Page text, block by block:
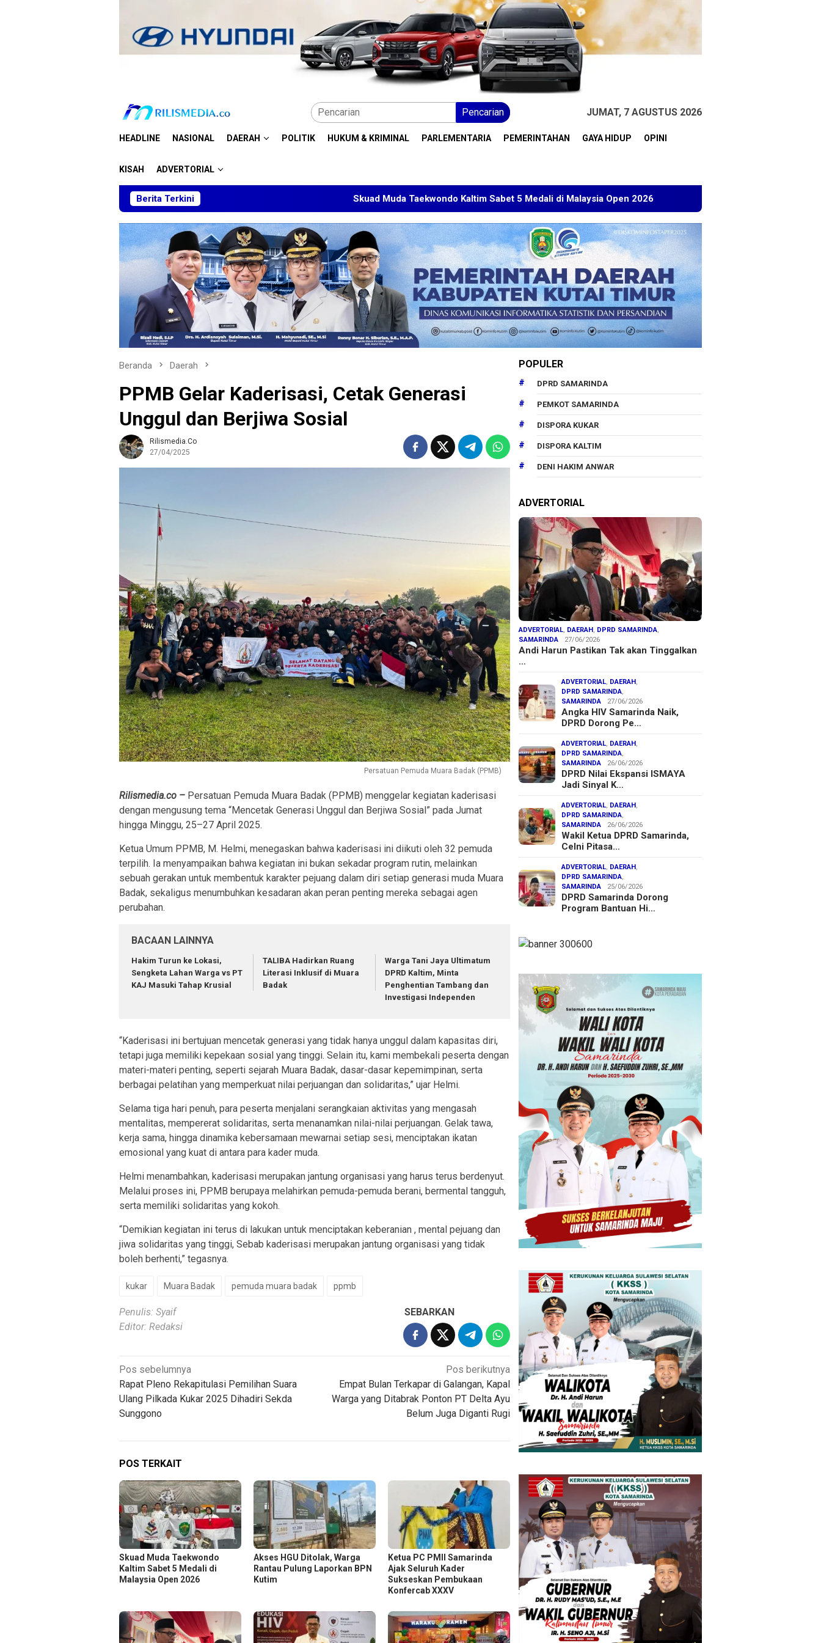
Pencarian JUMAT, 7 AGUSTUS 2026
HEADLINE NASIONAL DAERAH POLITIK HUKUM & KRIMINAL PARLEMENTARIA PEMERINTAHAN GAYA HIDUP OPINI
KISAH ADVERTORIAL
Berita Terkini Skuad Muda Taekwondo Kaltim Sabet 5 Medali di Malaysia Open 2026 Kuasa Hukum BT Minta Dakwaan Korupsi
Beranda Daerah
PPMB Gelar Kaderisasi, Cetak Generasi
Unggul dan Berjiwa Sosial
Rilismedia.co
27/04/2025
Persatuan Pemuda Muara Badak (PPMB)
Rilismedia.co – Persatuan Pemuda Muara Badak (PPMB) menggelar kegiatan kaderisasi
dengan mengusung tema “Mencetak Generasi Unggul dan Berjiwa Sosial” pada Jumat
hingga Minggu, 25–27 April 2025.
Ketua Umum PPMB, M. Helmi, menegaskan bahwa kaderisasi ini diikuti oleh 32 pemuda
terpilih. Ia menyampaikan bahwa kegiatan ini bukan sekadar program rutin, melainkan
sebuah gerakan untuk membentuk karakter pejuang dalam diri setiap generasi muda Muara
Badak, sekaligus menumbuhkan kesadaran akan peran penting mereka sebagai agen
perubahan.
BACAAN LAINNYA
Hakim Turun ke Lokasi,
Sengketa Lahan Warga vs PT
KAJ Masuki Tahap Krusial
TALIBA Hadirkan Ruang
Literasi Inklusif di Muara
Badak
Warga Tani Jaya Ultimatum
DPRD Kaltim, Minta
Penghentian Tambang dan
Investigasi Independen
“Kaderisasi ini bertujuan mencetak generasi yang tidak hanya unggul dalam kapasitas diri,
tetapi juga memiliki kepekaan sosial yang tinggi. Selain itu, kami membekali peserta dengan
materi-materi penting, seperti sejarah Muara Badak, dasar-dasar kepemimpinan, serta
berbagai pelatihan yang memperkuat nilai perjuangan dan solidaritas,” ujar Helmi.
Selama tiga hari penuh, para peserta menjalani serangkaian aktivitas yang mengasah
mentalitas, mempererat solidaritas, serta menanamkan nilai-nilai perjuangan. Gelak tawa,
kerja sama, hingga dinamika kebersamaan mewarnai setiap sesi, menciptakan ikatan
emosional yang kuat di antara para kader muda.
Helmi menambahkan, kaderisasi merupakan jantung organisasi yang harus terus berdenyut.
Melalui proses ini, PPMB berupaya melahirkan pemuda-pemuda berani, bermental tangguh,
serta memiliki solidaritas yang kokoh.
“Demikian kegiatan ini terus di lakukan untuk menciptakan keberanian , mental pejuang dan
jiwa solidaritas yang tinggi, Sebab kaderisasi merupakan jantung organisasi yang tidak
boleh berhenti,” tegasnya.
kukar Muara Badak pemuda muara badak ppmb
Penulis: Syaif
Editor: Redaksi
SEBARKAN
Navigasi
pos
Pos sebelumnya
Rapat Pleno Rekapitulasi Pemilihan Suara
Ulang Pilkada Kukar 2025 Dihadiri Sekda
Sunggono
Pos berikutnya
Empat Bulan Terkapar di Galangan, Kapal
Warga yang Ditabrak Ponton PT Delta Ayu
Belum Juga Diganti Rugi
POS TERKAIT
Skuad Muda Taekwondo
Kaltim Sabet 5 Medali di
Malaysia Open 2026
Akses HGU Ditolak, Warga
Rantau Pulung Laporkan BPN
Kutim
Ketua PC PMII Samarinda
Ajak Seluruh Kader
Sukseskan Pembukaan
Konfercab XXXV
POPULER
DPRD SAMARINDA
PEMKOT SAMARINDA
DISPORA KUKAR
DISPORA KALTIM
DENI HAKIM ANWAR
ADVERTORIAL
ADVERTORIAL, DAERAH , DPRD SAMARINDA,
SAMARINDA
27/06/2026
Andi Harun Pastikan Tak akan Tinggalkan
…
ADVERTORIAL, DAERAH ,
DPRD SAMARINDA,
SAMARINDA
27/06/2026
Angka HIV Samarinda Naik,
DPRD Dorong Pe…
ADVERTORIAL, DAERAH ,
DPRD SAMARINDA,
SAMARINDA
26/06/2026
DPRD Nilai Ekspansi ISMAYA
Jadi Sinyal K…
ADVERTORIAL, DAERAH ,
DPRD SAMARINDA,
SAMARINDA
26/06/2026
Wakil Ketua DPRD Samarinda,
Celni Pitasa…
ADVERTORIAL, DAERAH ,
DPRD SAMARINDA,
SAMARINDA
25/06/2026
DPRD Samarinda Dorong
Program Bantuan Hi…